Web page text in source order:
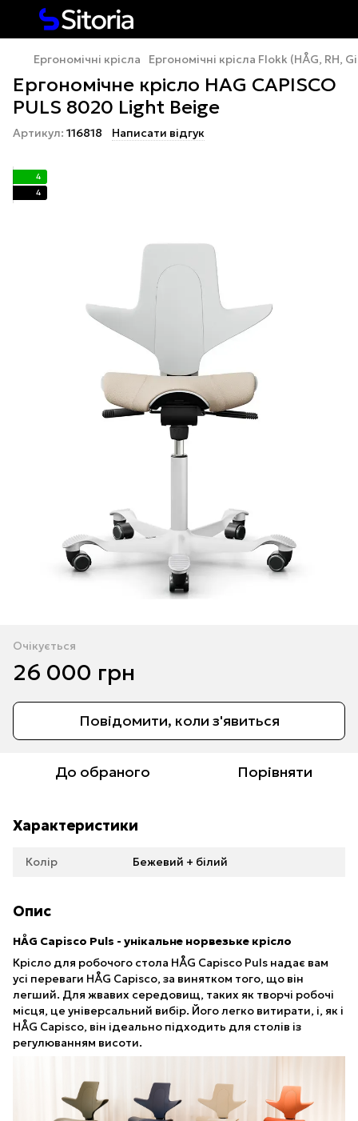
Ергономічні крісла Ергономічні крісла Flokk (HÅG, RH,
Ергономічне крісло HAG CAPISCO
PULS 8020 Light Beige
Артикул: 116818 Написати відгук
4
4
Очікується
26 000 грн
Повідомити, коли з'явиться
До обраного Порівняти
Характеристики
Колір Бежевий + білий
Опис
HÅG Capisco Puls - унікальне норвезьке крісло
Крісло для робочого стола HÅG Capisco Puls надає вам
усі переваги HÅG Capisco, за винятком того, що він
легший. Для жвавих середовищ, таких як творчі робочі
місця, це універсальний вибір. Його легко витирати, і, як і
HÅG Capisco, він ідеально підходить для столів із
регулюванням висоти.